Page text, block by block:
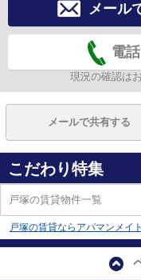
メール
電
現況の確認は
メールで共有する
こだわり特集
戸塚の賃貸物件一覧
戸塚の賃貸ならアパマンメイト